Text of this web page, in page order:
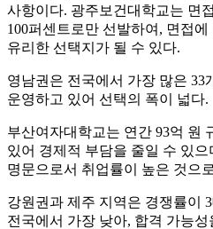
사항이다. 광주보건대학교는 면
100퍼센트로만 선발하여, 면접
유리한 선택지가 될 수 있다.
영남권은 전국에서 가장 많은 33
운영하고 있어 선택의 폭이 넓다.
부산여자대학교는 연간 93억 원
있어 경제적 부담을 줄일 수 있
명문으로서 취업률이 높은 것으
강원권과 제주 지역은 경쟁률이
전국에서 가장 낮아, 합격 가능성